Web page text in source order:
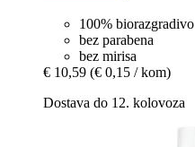
100% biorazgradivo
bez parabena
bez mirisa
€ 10,59 (€ 0,15 / kom)
Dostava do 12. kolovoza